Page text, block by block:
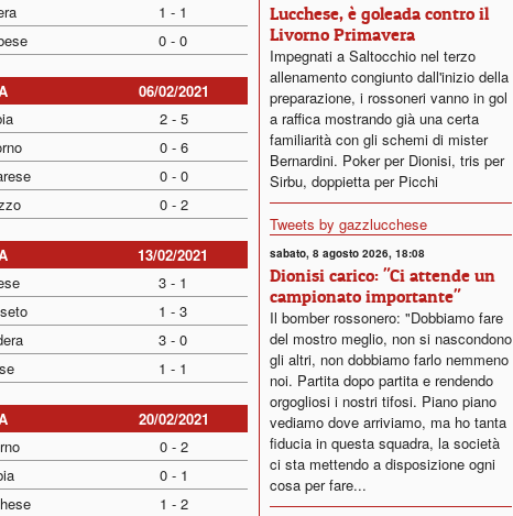
1 - 1
0 - 0
06/02/2021
2 - 5
0 - 6
0 - 0
0 - 2
13/02/2021
3 - 1
1 - 3
3 - 0
1 - 1
20/02/2021
0 - 2
0 - 1
1 - 2
Lucchese, è goleada contro il
Livorno Primavera
Impegnati a Saltocchio nel terzo
allenamento congiunto dall'inizio della
preparazione, i rossoneri vanno in gol
a raffica mostrando già una certa
familiarità con gli schemi di mister
Bernardini. Poker per Dionisi, tris per
Sirbu, doppietta per Picchi
Tweets by gazzlucchese
sabato, 8 agosto 2026, 18:08
Dionisi carico: "Ci attende un
campionato importante"
Il bomber rossonero: "Dobbiamo fare
del mostro meglio, non si nascondono
gli altri, non dobbiamo farlo nemmeno
noi. Partita dopo partita e rendendo
orgogliosi i nostri tifosi. Piano piano
vediamo dove arriviamo, ma ho tanta
fiducia in questa squadra, la società
ci sta mettendo a disposizione ogni
cosa per fare...